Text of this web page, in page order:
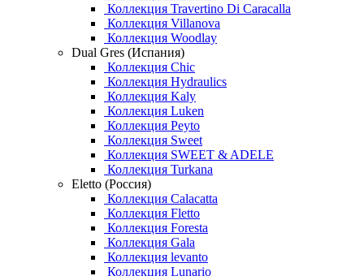
Коллекция Travertino Di Caracalla
Коллекция Villanova
Коллекция Woodlay
Dual Gres (Испания)
Коллекция Chic
Коллекция Hydraulics
Коллекция Kaly
Коллекция Luken
Коллекция Peyto
Коллекция Sweet
Коллекция SWEET & ADELE
Коллекция Turkana
Eletto (Россия)
Коллекция Calacatta
Коллекция Fletto
Коллекция Foresta
Коллекция Gala
Коллекция levanto
Коллекция Lunario